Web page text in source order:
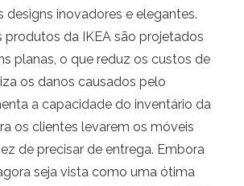
designs inovadores e elegantes.
produtos da IKEA são projetados
planas, o que reduz os custos de
os danos causados ​​pelo
a capacidade do inventário da
os clientes levarem os móveis
de precisar de entrega. Embora
seja vista como uma ótima